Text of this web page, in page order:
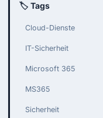
🏷 Tags
Cloud-Dienste
IT-Sicherheit
Microsoft 365
MS365
Sicherheit